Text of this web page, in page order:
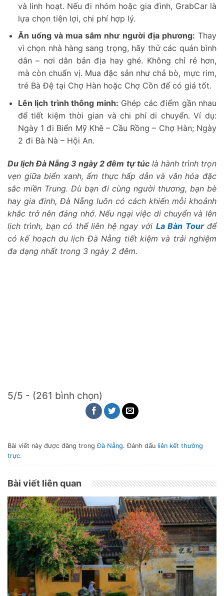
và linh hoạt. Nếu đi nhóm hoặc gia đình, GrabCar là
lựa chọn tiện lợi, chi phí hợp lý.
Ăn uống và mua sắm như người địa phương: Thay
vì chọn nhà hàng sang trọng, hãy thử các quán bình
dân – nơi dân bản địa hay ghé. Không chỉ rẻ hơn,
mà còn chuẩn vị. Mua đặc sản như chả bò, mực rim,
tré Bà Đệ tại Chợ Hàn hoặc Chợ Cồn để có giá tốt.
Lên lịch trình thông minh: Ghép các điểm gần nhau
để tiết kiệm thời gian và chi phí di chuyển. Ví dụ:
Ngày 1 đi Biển Mỹ Khê – Cầu Rồng – Chợ Hàn; Ngày
2 đi Bà Nà – Hội An.
Du lịch Đà Nẵng 3 ngày 2 đêm tự túc là hành trình trọn
vẹn giữa biển xanh, ẩm thực hấp dẫn và văn hóa đặc
sắc miền Trung. Dù bạn đi cùng người thương, bạn bè
hay gia đình, Đà Nẵng luôn có cách khiến mỗi khoảnh
khắc trở nên đáng nhớ. Nếu ngại việc di chuyển và lên
lịch trình, bạn có thể liên hệ ngay với La Bàn Tourđể
có kế hoạch du lịch Đà Nẵng tiết kiệm và trải nghiệm
đa dạng nhất trong 3 ngày 2 đêm.
5/5 - (261 bình chọn)
Bài viết này được đăng trongĐà Nẵng. Đánh dấu liên kết thường
trực.
Bài viết liên quan